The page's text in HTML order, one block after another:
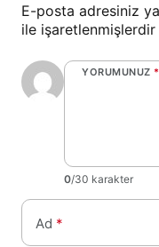
E-posta adresiniz
ile işaretlenmişlerdir
YORUMUNUZ *
0/30 karakter
Ad *